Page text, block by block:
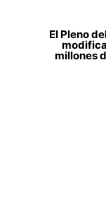
El Pleno
millones